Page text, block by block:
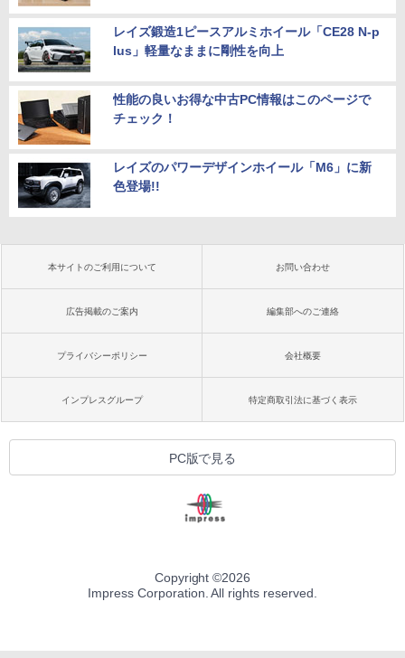
レイズ鍛造1ピースアルミホイール「CE28 N-p
lus」軽量なままに剛性を向上
性能の良いお得な中古PC情報はこのページで
チェック！
レイズのパワーデザインホイール「M6」に新
色登場!!
本サイトのご利用について お問い合わせ
広告掲載のご案内 編集部へのご連絡
プライバシーポリシー 会社概要
インプレスグループ 特定商取引法に基づく表示
PC版で見る
Copyright ©2026
Impress Corporation. All rights reserved.